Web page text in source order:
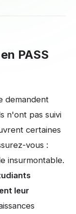
PASS
demandent
n'ont pas suivi
certaines
vous :
insurmontable.
leur